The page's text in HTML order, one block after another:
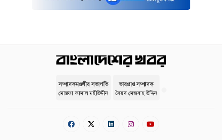
সম্পাদকমণ্ডলীর সভাপতি
মোস্তফা কামাল মহীউদ্দীন
ভারপ্রাপ্ত সম্পাদক
সৈয়দ মেজবাহ উদ্দিন